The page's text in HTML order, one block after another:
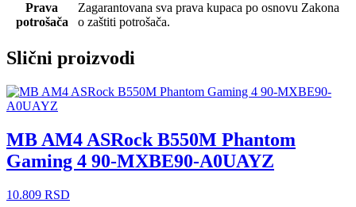
Prava
potrošača
Zagarantovana sva prava kupaca po osnovu Zakona
o zaštiti potrošača.
Slični proizvodi
MB AM4 ASRock B550M Phantom
Gaming 4 90-MXBE90-A0UAYZ
10.809 RSD